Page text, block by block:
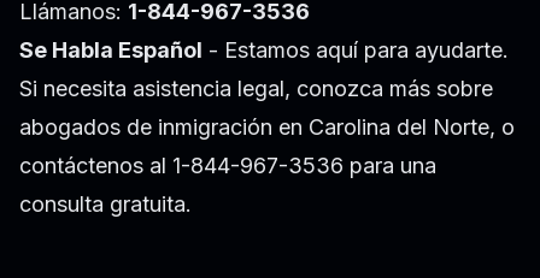
Llámanos: 1-844-967-3536
Se Habla Español - Estamos aquí para ayudarte.
Si necesita asistencia legal, conozca más sobre
abogados de inmigración en Carolina del Norte, o
contáctenos al 1-844-967-3536 para una
consulta gratuita.